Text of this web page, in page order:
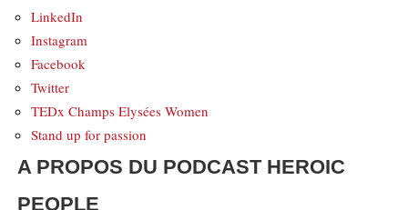
LinkedIn
Instagram
Facebook
Twitter
TEDx Champs Elysées Women
Stand up for passion
A PROPOS DU PODCAST HEROIC
PEOPLE